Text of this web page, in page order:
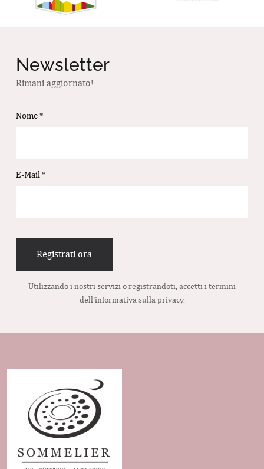
Newsletter
Rimani aggiornato!
Nome*
E-Mail*
Registrati ora
Utilizzando i nostri servizi o registrandoti, accetti i termini
dell’informativa sulla privacy.